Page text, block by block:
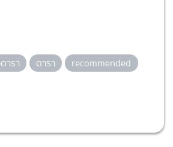
ารา ดารา
recommended